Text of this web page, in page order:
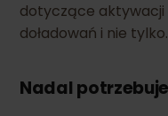
dotyczące aktywacji
doładowań i nie tylko.
Nadal